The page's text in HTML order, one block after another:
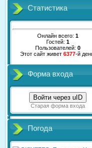
Статистика
Онлайн всего: 1
Гостей: 1
Пользователей: 0
Этот сайт живет 6377-й
Форма входа
Войти через uID
Старая форма входа
Погода